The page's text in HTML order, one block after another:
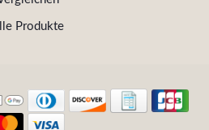
Produkte